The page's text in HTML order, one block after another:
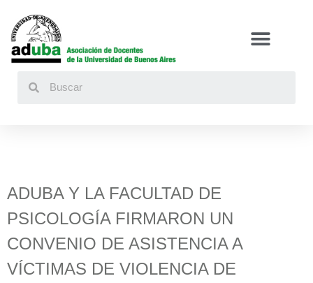
ADUBA Y LA FACULTAD DE
PSICOLOGÍA FIRMARON UN
CONVENIO DE ASISTENCIA A
VÍCTIMAS DE VIOLENCIA DE